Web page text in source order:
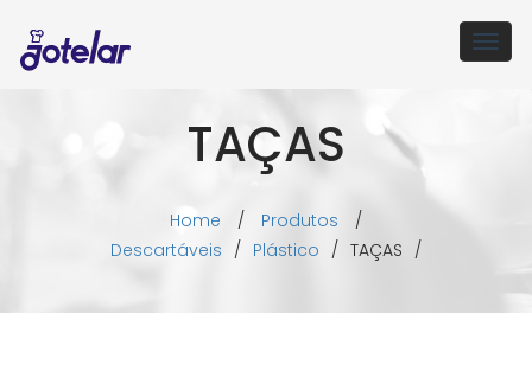
TAÇAS
Home / Produtos
/
Descartáveis / Plástico / TAÇAS /